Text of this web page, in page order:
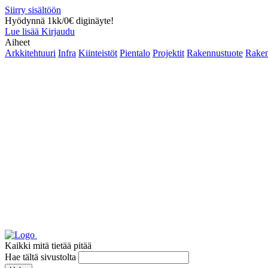
Siirry sisältöön
Hyödynnä 1kk/0€ diginäyte!
Lue lisää Kirjaudu
Aiheet
Arkkitehtuuri Infra Kiinteistöt Pientalo Projektit Rakennustuote
Kaikki mitä tietää pitää
Hae tältä sivustolta